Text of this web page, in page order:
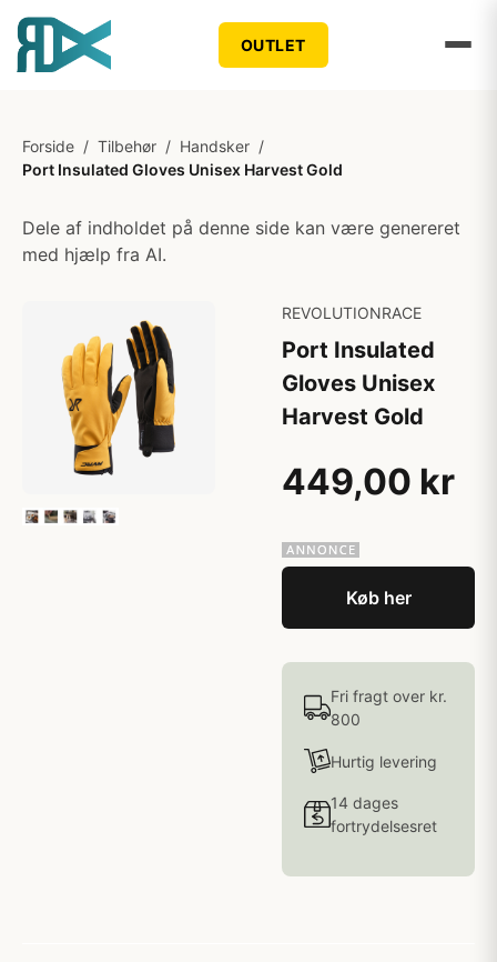
OUTLET
Forside / Tilbehør / Handsker /
Port Insulated Gloves Unisex Harvest Gold
Dele af indholdet på denne side kan være genereret
med hjælp fra AI.
REVOLUTIONRACE
Port Insulated
Gloves Unisex
Harvest Gold
449,00 kr
Køb her
Fri fragt over kr.
800
Hurtig levering
14 dages
fortrydelsesret